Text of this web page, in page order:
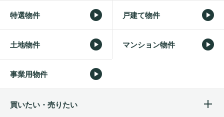
特選物件 戸建て物件
土地物件 マンション物件
事業用物件
買いたい・売りたい